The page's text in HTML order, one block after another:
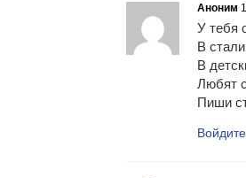
Аноним
У тебя
В
В
Любят
Пиши